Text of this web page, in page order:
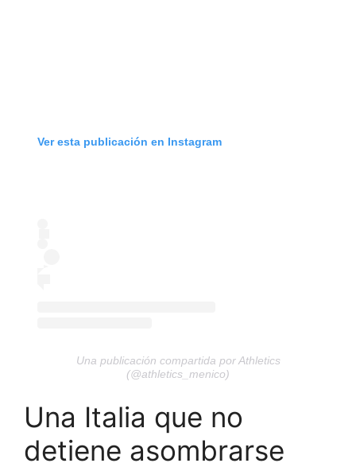
Ver esta publicación en Instagram
Una publicación compartida por Athletics
(@athletics_menico)
Una Italia que no
detiene asombrarse